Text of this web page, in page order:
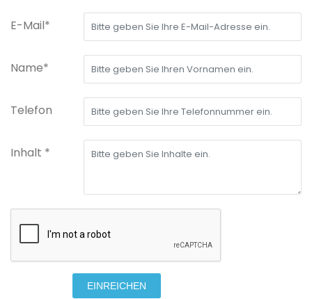
E-Mail*
Name*
Telefon
Inhalt *
EINREICHEN